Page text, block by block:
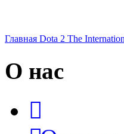
Главная Dota 2 The
О нас